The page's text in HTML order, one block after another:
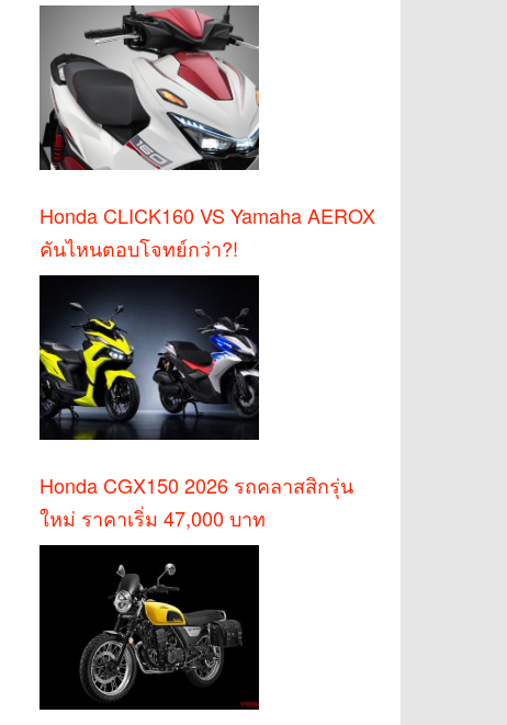
Honda CLICK160 VS Yamaha AEROX
คันไหนตอบโจทย์กว่า?!
Honda CGX150 2026 รถคลาสสิกรุ่น
ใหม่ ราคาเริ่ม 47,000 บาท